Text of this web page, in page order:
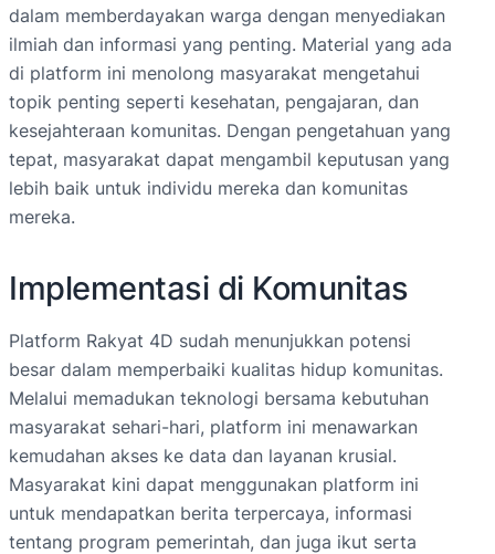
dalam memberdayakan warga dengan menyediakan
ilmiah dan informasi yang penting. Material yang ada
di platform ini menolong masyarakat mengetahui
topik penting seperti kesehatan, pengajaran, dan
kesejahteraan komunitas. Dengan pengetahuan yang
tepat, masyarakat dapat mengambil keputusan yang
lebih baik untuk individu mereka dan komunitas
mereka.
Implementasi di Komunitas
Platform Rakyat 4D sudah menunjukkan potensi
besar dalam memperbaiki kualitas hidup komunitas.
Melalui memadukan teknologi bersama kebutuhan
masyarakat sehari-hari, platform ini menawarkan
kemudahan akses ke data dan layanan krusial.
Masyarakat kini dapat menggunakan platform ini
untuk mendapatkan berita terpercaya, informasi
tentang program pemerintah, dan juga ikut serta